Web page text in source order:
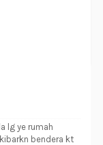
lg ye rumah
bendera kt